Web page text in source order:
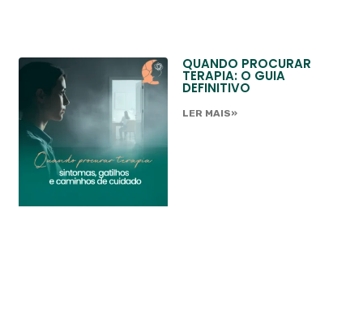
QUANDO PROCURAR
TERAPIA: O GUIA
DEFINITIVO
LER MAIS»